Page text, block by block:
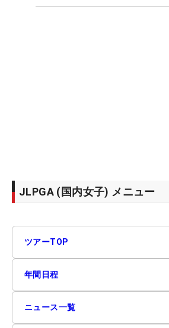
JLPGA (国内女子) メニュー
ツアーTOP
年間日程
ニュース一覧